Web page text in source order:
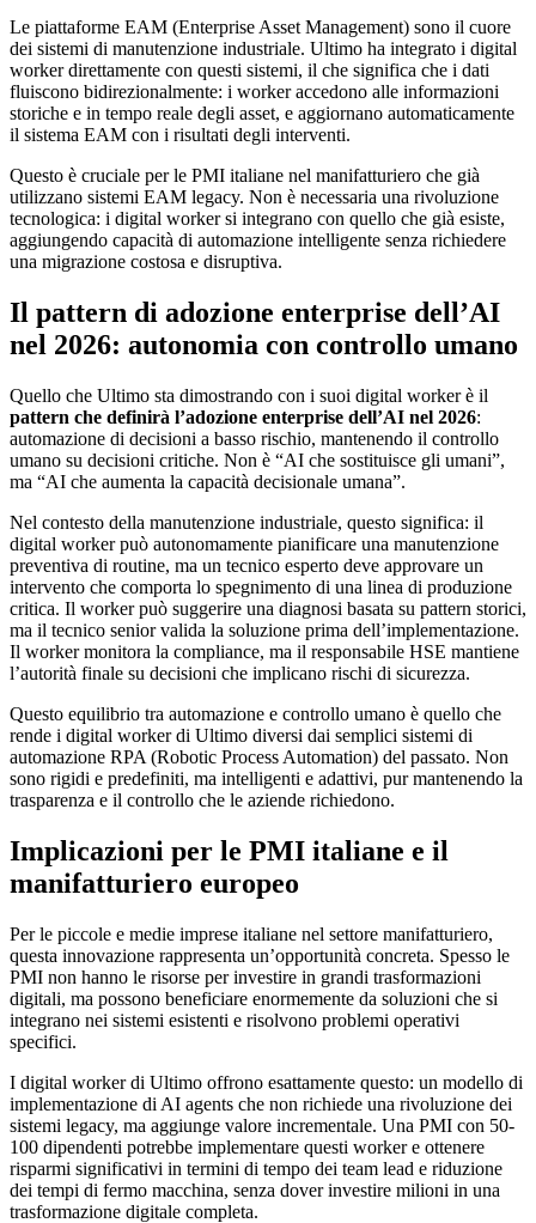
Le piattaforme EAM (Enterprise Asset Management) sono il cuore
dei sistemi di manutenzione industriale. Ultimo ha integrato i digital
worker direttamente con questi sistemi, il che significa che i dati
fluiscono bidirezionalmente: i worker accedono alle informazioni
storiche e in tempo reale degli asset, e aggiornano automaticamente
il sistema EAM con i risultati degli interventi.
Questo è cruciale per le PMI italiane nel manifatturiero che già
utilizzano sistemi EAM legacy. Non è necessaria una rivoluzione
tecnologica: i digital worker si integrano con quello che già esiste,
aggiungendo capacità di automazione intelligente senza richiedere
una migrazione costosa e disruptiva.
Il pattern di adozione enterprise dell’AI
nel 2026: autonomia con controllo umano
Quello che Ultimo sta dimostrando con i suoi digital worker è il
pattern che definirà l’adozione enterprise dell’AI nel 2026:
automazione di decisioni a basso rischio, mantenendo il controllo
umano su decisioni critiche. Non è “AI che sostituisce gli umani”,
ma “AI che aumenta la capacità decisionale umana”.
Nel contesto della manutenzione industriale, questo significa: il
digital worker può autonomamente pianificare una manutenzione
preventiva di routine, ma un tecnico esperto deve approvare un
intervento che comporta lo spegnimento di una linea di produzione
critica. Il worker può suggerire una diagnosi basata su pattern storici,
ma il tecnico senior valida la soluzione prima dell’implementazione.
Il worker monitora la compliance, ma il responsabile HSE mantiene
l’autorità finale su decisioni che implicano rischi di sicurezza.
Questo equilibrio tra automazione e controllo umano è quello che
rende i digital worker di Ultimo diversi dai semplici sistemi di
automazione RPA (Robotic Process Automation) del passato. Non
sono rigidi e predefiniti, ma intelligenti e adattivi, pur mantenendo la
trasparenza e il controllo che le aziende richiedono.
Implicazioni per le PMI italiane e il
manifatturiero europeo
Per le piccole e medie imprese italiane nel settore manifatturiero,
questa innovazione rappresenta un’opportunità concreta. Spesso le
PMI non hanno le risorse per investire in grandi trasformazioni
digitali, ma possono beneficiare enormemente da soluzioni che si
integrano nei sistemi esistenti e risolvono problemi operativi
specifici.
I digital worker di Ultimo offrono esattamente questo: un modello di
implementazione di AI agents che non richiede una rivoluzione dei
sistemi legacy, ma aggiunge valore incrementale. Una PMI con 50-
100 dipendenti potrebbe implementare questi worker e ottenere
risparmi significativi in termini di tempo dei team lead e riduzione
dei tempi di fermo macchina, senza dover investire milioni in una
trasformazione digitale completa.